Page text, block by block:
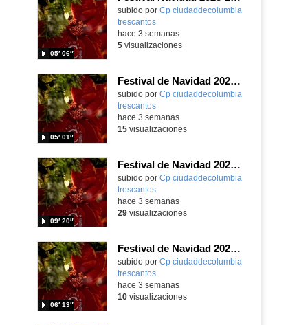
subido por Cp ciudaddecolumbia
trescantos
05′ 06″
-
hace 3 semanas
5visualizaciones
Festival de Navidad 2025-26 - 3º de Primaria
subido por Cp ciudaddecolumbia
trescantos
05′ 01″
-
hace 3 semanas
15visualizaciones
Festival de Navidad 2025-26 - 2º de Primaria
subido por Cp ciudaddecolumbia
trescantos
09′ 20″
-
hace 3 semanas
29visualizaciones
Festival de Navidad 2025-26 - 1ºB Primaria
subido por Cp ciudaddecolumbia
trescantos
06′ 13″
-
hace 3 semanas
10visualizaciones